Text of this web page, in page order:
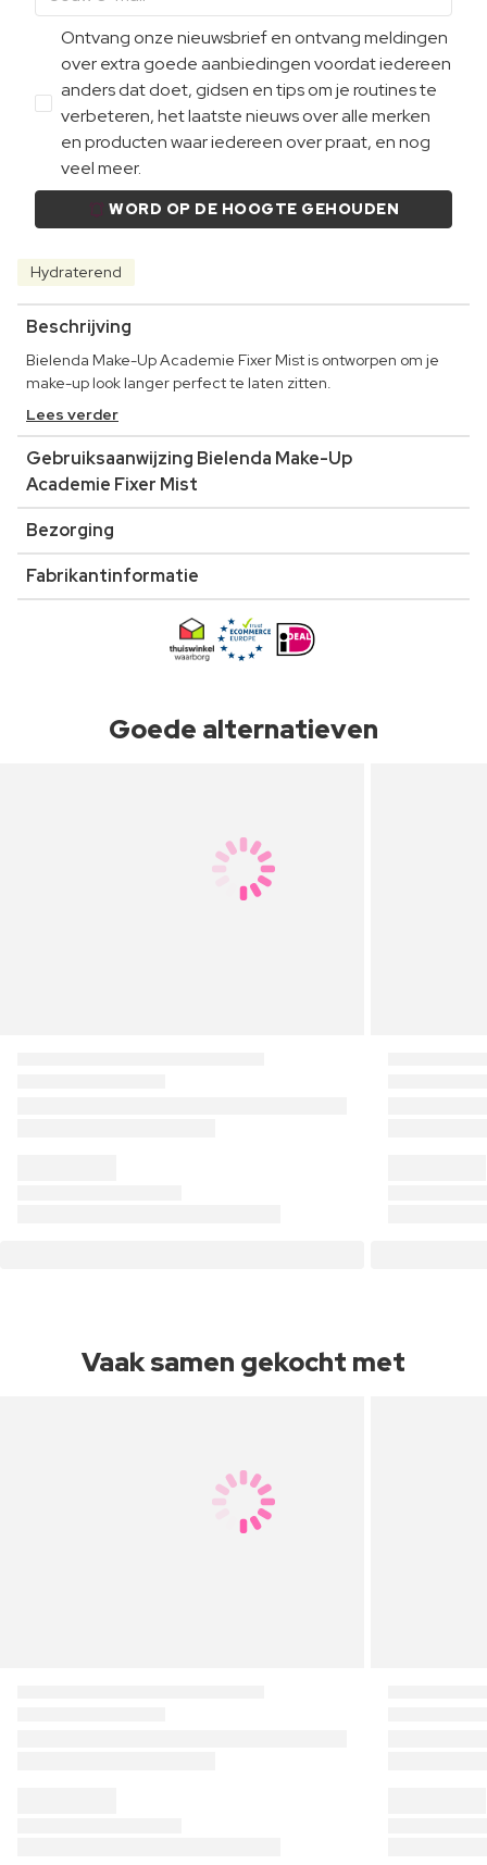
Ontvang onze nieuwsbrief en ontvang meldingen
over extra goede aanbiedingen voordat iedereen
anders dat doet, gidsen en tips om je routines te
verbeteren, het laatste nieuws over alle merken
en producten waar iedereen over praat, en nog
veel meer.
WORD OP DE HOOGTE GEHOUDEN
Hydraterend
Beschrijving
Bielenda Make-Up Academie Fixer Mist is ontworpen om je
make-up look langer perfect te laten zitten.
Lees verder
Gebruiksaanwijzing Bielenda Make-Up
Academie Fixer Mist
Bezorging
Fabrikantinformatie
Goede alternatieven
Vaak samen gekocht met